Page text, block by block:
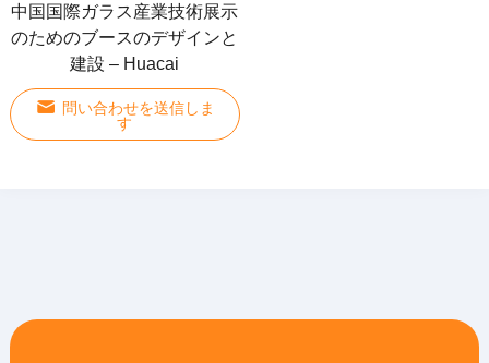
中国国際ガラス産業技術展示
のためのブースのデザインと
建設 – Huacai
問い合わせを送信しま
す